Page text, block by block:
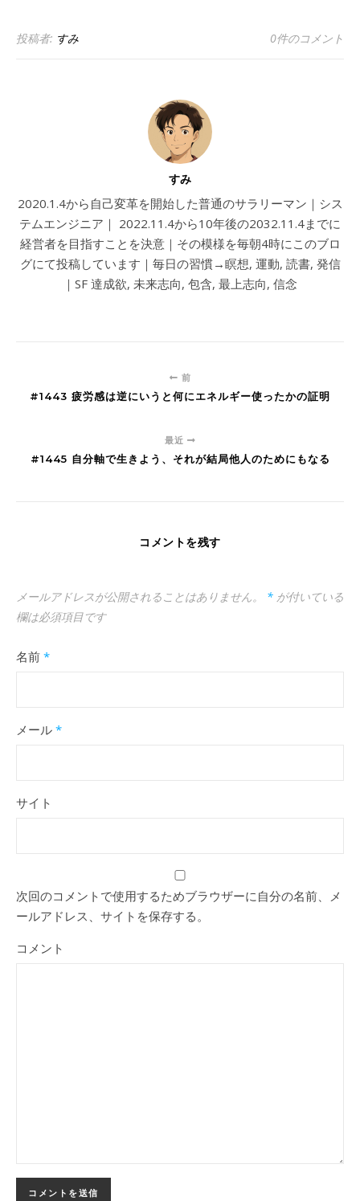
投稿者: すみ 0件のコメント
すみ
2020.1.4から自己変革を開始した普通のサラリーマン｜シス
テムエンジニア｜ 2022.11.4から10年後の2032.11.4までに
経営者を目指すことを決意｜その模様を毎朝4時にこのブロ
グにて投稿しています｜毎日の習慣→瞑想, 運動, 読書, 発信
｜SF 達成欲, 未来志向, 包含, 最上志向, 信念
前
#1443 疲労感は逆にいうと何にエネルギー使ったかの証明
最近
#1445 自分軸で生きよう、それが結局他人のためにもなる
コメントを残す
メールアドレスが公開されることはありません。 * が付いている
欄は必須項目です
名前 *
メール *
サイト
次回のコメントで使用するためブラウザーに自分の名前、メ
ールアドレス、サイトを保存する。
コメント